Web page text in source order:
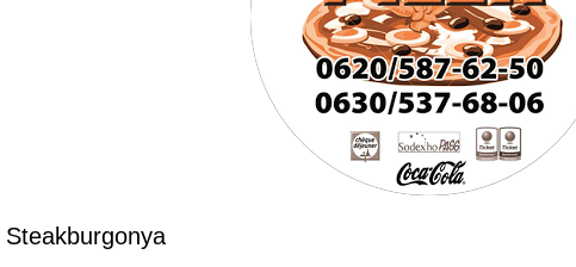
Steakburgonya